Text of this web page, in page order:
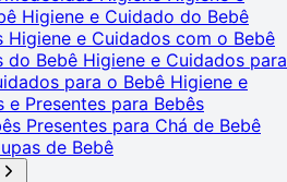
Higiene e Cuidado do Bebê
Higiene e Cuidados com o Bebê
do Bebê Higiene e Cuidados para
para o Bebê Higiene e
e Presentes para Bebês
Presentes para Chá de Bebê
de Bebê